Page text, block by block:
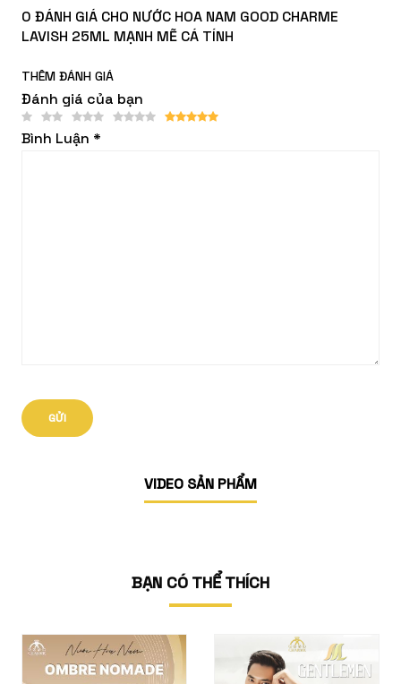
0 ĐÁNH GIÁ CHO NƯỚC HOA NAM GOOD CHARME
LAVISH 25ML MẠNH MẼ CÁ TÍNH
THÊM ĐÁNH GIÁ
Đánh giá của bạn
Bình Luận *
VIDEO SẢN PHẨM
BẠN CÓ THỂ THÍCH